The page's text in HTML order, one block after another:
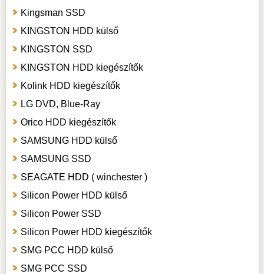
Kingsman SSD
KINGSTON HDD külső
KINGSTON SSD
KINGSTON HDD kiegészítők
Kolink HDD kiegészítők
LG DVD, Blue-Ray
Orico HDD kiegészítők
SAMSUNG HDD külső
SAMSUNG SSD
SEAGATE HDD ( winchester )
Silicon Power HDD külső
Silicon Power SSD
Silicon Power HDD kiegészítők
SMG PCC HDD külső
SMG PCC SSD